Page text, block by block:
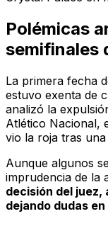
Polémicas
semifinales
La primera fecha
estuvo exenta de
analizó la
Atlético Nacional,
vio la roja tras
Aunque algunos
imprudencia de la
decisión del juez,
dejando dudas